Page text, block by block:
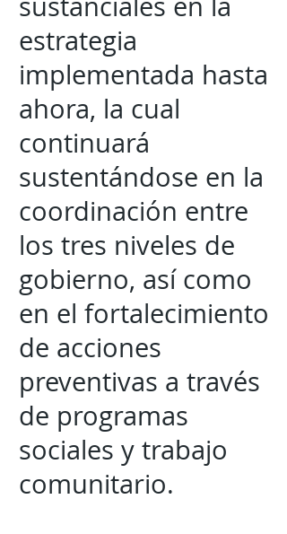
estrategia
implementada hasta
ahora, la cual
continuará
sustentándose en la
coordinación entre
los tres niveles de
gobierno, así como
en el fortalecimiento
de acciones
preventivas a través
de programas
sociales y trabajo
comunitario.